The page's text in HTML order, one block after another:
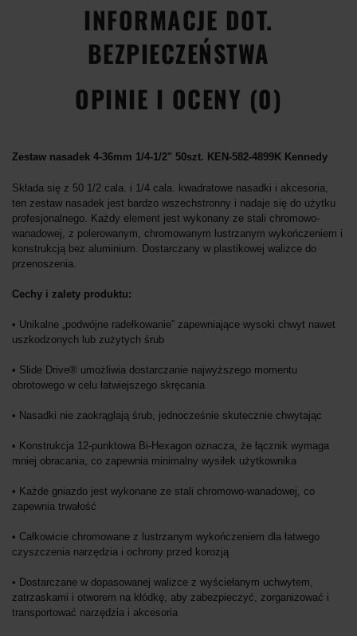
INFORMACJE DOT.
BEZPIECZEŃSTWA
OPINIE I OCENY (0)
Zestaw nasadek 4-36mm 1/4-1/2" 50szt. KEN-582-4899K Kennedy
Składa się z 50 1/2 cala. i 1/4 cala. kwadratowe nasadki i akcesoria,
ten zestaw nasadek jest bardzo wszechstronny i nadaje się do użytku
profesjonalnego. Każdy element jest wykonany ze stali chromowo-
wanadowej, z polerowanym, chromowanym lustrzanym wykończeniem i
konstrukcją bez aluminium. Dostarczany w plastikowej walizce do
przenoszenia.
Cechy i zalety produktu:
• Unikalne „podwójne radełkowanie” zapewniające wysoki chwyt nawet
uszkodzonych lub zużytych śrub
• Slide Drive® umożliwia dostarczanie najwyższego momentu
obrotowego w celu łatwiejszego skręcania
• Nasadki nie zaokrąglają śrub, jednocześnie skutecznie chwytając
• Konstrukcja 12-punktowa Bi-Hexagon oznacza, że łącznik wymaga
mniej obracania, co zapewnia minimalny wysiłek użytkownika
• Każde gniazdo jest wykonane ze stali chromowo-wanadowej, co
zapewnia trwałość
• Całkowicie chromowane z lustrzanym wykończeniem dla łatwego
czyszczenia narzędzia i ochrony przed korozją
• Dostarczane w dopasowanej walizce z wyściełanym uchwytem,
zatrzaskami i otworem na kłódkę, aby zabezpieczyć, zorganizować i
transportować narzędzia i akcesoria